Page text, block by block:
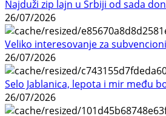
Najduži zip lajn u Srbiji od sada
26/07/2026
Veliko interesovanje za
26/07/2026
Selo Jablanica, lepota i mir među
26/07/2026